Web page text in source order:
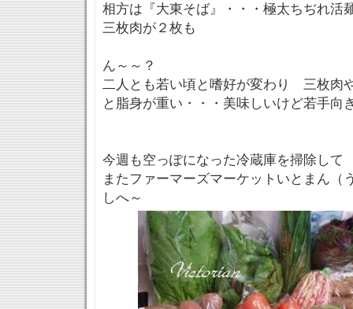
相方は『大東そば』・・・極太ちぢれ活
三枚肉が２枚も
ん～～？
二人とも若い頃と嗜好が変わり 三枚肉
と脂身が重い・・・美味しいけど若手向
今週も空っぽになった冷蔵庫を掃除して
またファーマーズマーケットいとまん（
しへ～